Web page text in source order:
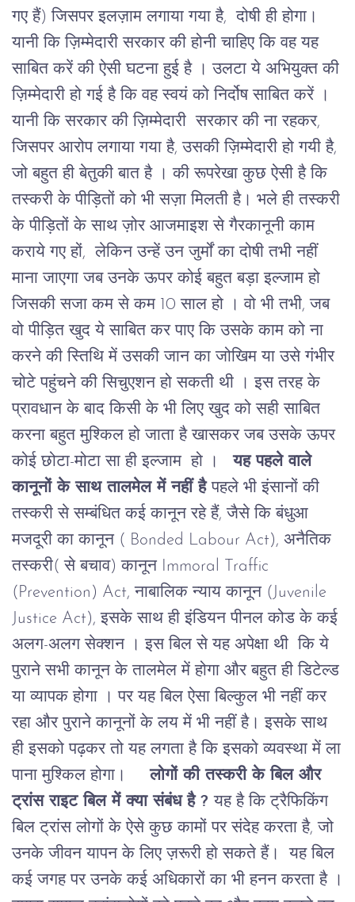
गए हैं) जिसपर इलज़ाम लगाया गया है, दोषी ही होगा।
यानी कि ज़िम्मेदारी सरकार की होनी चाहिए कि वह यह
साबित करें की ऐसी घटना हुई है । उलटा ये अभियुक्त की
ज़िम्मेदारी हो गई है कि वह स्वयं को निर्दोष साबित करें ।
यानी कि सरकार की ज़िम्मेदारी सरकार की ना रहकर,
जिसपर आरोप लगाया गया है, उसकी ज़िम्मेदारी हो गयी है,
जो बहुत ही बेतुकी बात है । की रूपरेखा कुछ ऐसी है कि
तस्करी के पीड़ितों को भी सज़ा मिलती है। भले ही तस्करी
के पीड़ितों के साथ ज़ोर आजमाइश से गैरकानूनी काम
कराये गए हों, लेकिन उन्हें उन जुर्मों का दोषी तभी नहीं
माना जाएगा जब उनके ऊपर कोई बहुत बड़ा इल्जाम हो
जिसकी सजा कम से कम 10 साल हो । वो भी तभी, जब
वो पीड़ित खुद ये साबित कर पाए कि उसके काम को ना
करने की स्तिथि में उसकी जान का जोखिम या उसे गंभीर
चोटे पहुंचने की सिचुएशन हो सकती थी । इस तरह के
प्रावधान के बाद किसी के भी लिए खुद को सही साबित
करना बहुत मुश्किल हो जाता है खासकर जब उसके ऊपर
कोई छोटा-मोटा सा ही इल्जाम हो ।
यह पहले वाले
कानूनों के साथ तालमेल में नहीं हैपहले भी इंसानों की
तस्करी से सम्बंधित कई कानून रहे हैं, जैसे कि बंधुआ
मजदूरी का कानून ( Bonded Labour Act), अनैतिक
तस्करी( से बचाव) कानून
Immoral Traffic
(Prevention) Act, नाबालिक न्याय कानून ( Juvenile
Justice Act), इसके साथ ही इंडियन पीनल कोड के कई
अलग-अलग सेक्शन । इस बिल से यह अपेक्षा थी कि ये
पुराने सभी कानून के तालमेल में होगा और बहुत ही डिटेल्ड
या व्यापक होगा । पर यह बिल ऐसा बिल्कुल भी नहीं कर
रहा और पुराने कानूनों के लय में भी नहीं है। इसके साथ
ही इसको पढ़कर तो यह लगता है कि इसको व्यवस्था में ला
पाना मुश्किल होगा।
लोगों की तस्करी के बिल और
ट्रांस राइट बिल में क्या संबंध है ?यह है कि ट्रैफिकिंग
बिल ट्रांस लोगों के ऐसे कुछ कामों पर संदेह करता है, जो
उनके जीवन यापन के लिए ज़रूरी हो सकते हैं। यह बिल
कई जगह पर उनके कई अधिकारों का भी हनन करता है ।